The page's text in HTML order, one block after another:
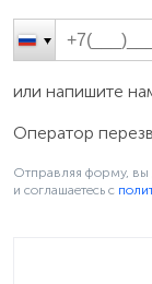
или напишите
Оператор
Отправляя форму, вы
и соглашаетесь c